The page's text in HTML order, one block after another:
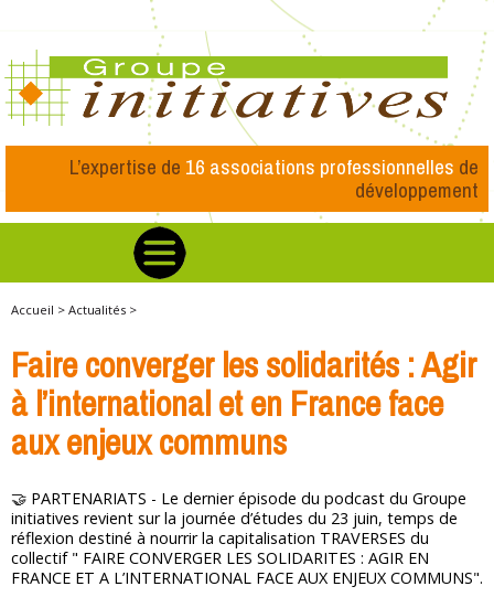
L’expertise de 16 associations professionnelles de
développement
Accueil > Actualités >
Faire converger les solidarités : Agir
à l’international et en France face
aux enjeux communs
🤝 PARTENARIATS - Le dernier épisode du podcast du Groupe
initiatives revient sur la journée d’études du 23 juin, temps de
réflexion destiné à nourrir la capitalisation TRAVERSES du
collectif " FAIRE CONVERGER LES SOLIDARITES : AGIR EN
FRANCE ET A L’INTERNATIONAL FACE AUX ENJEUX COMMUNS".